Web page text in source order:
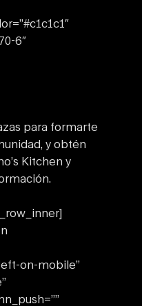
6″
para formarte
y obtén
Kitchen y
on-mobile”